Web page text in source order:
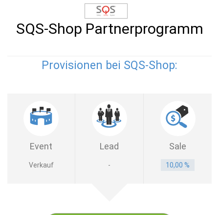
SQS-Shop Partnerprogramm
Provisionen bei SQS-Shop:
Event Lead Sale
Verkauf - 10,00 %